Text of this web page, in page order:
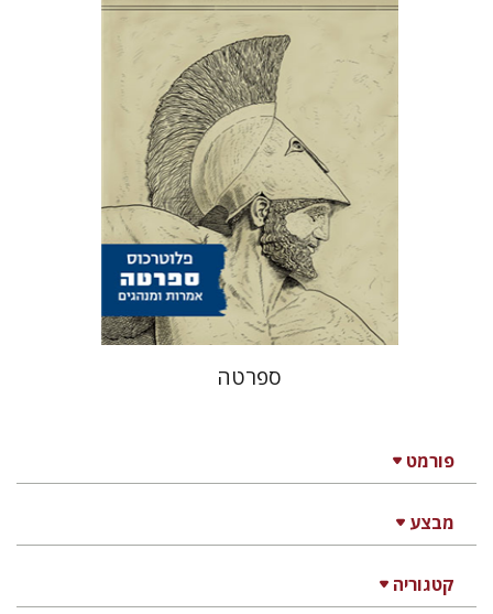
פורמט
מבצע
קטגוריה
עכשיו בהנחה
$23
$17
ספרטה